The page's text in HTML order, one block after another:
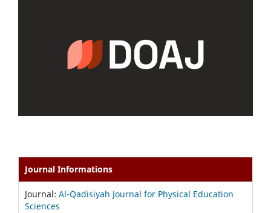
Journal Informations
Journal: Al-Qadisiyah Journal for Physical Education
Sciences